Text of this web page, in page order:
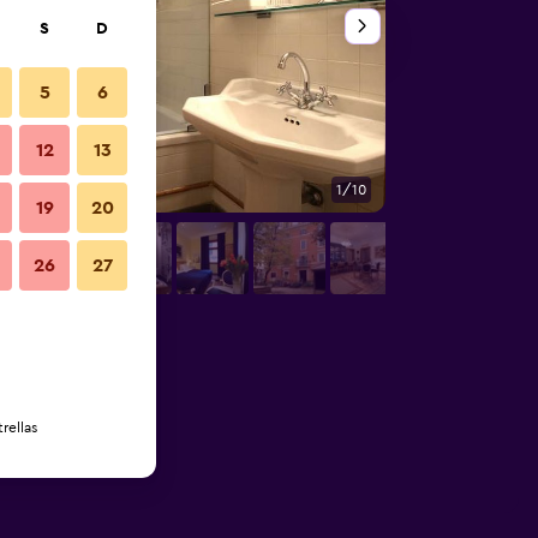
1/10
S D
5 6
12 13
19 20
26 27